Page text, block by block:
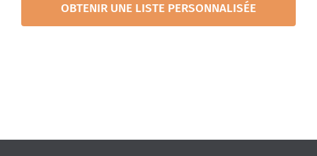
OBTENIR UNE LISTE PERSONNALISÉE